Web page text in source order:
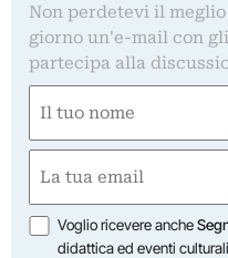
Non perdetevi il
giorno un'e-mail con
partecipa alla
(Required)
First
(Required)
Opzioni
Voglio ricevere anche
didattica ed eventi culturali